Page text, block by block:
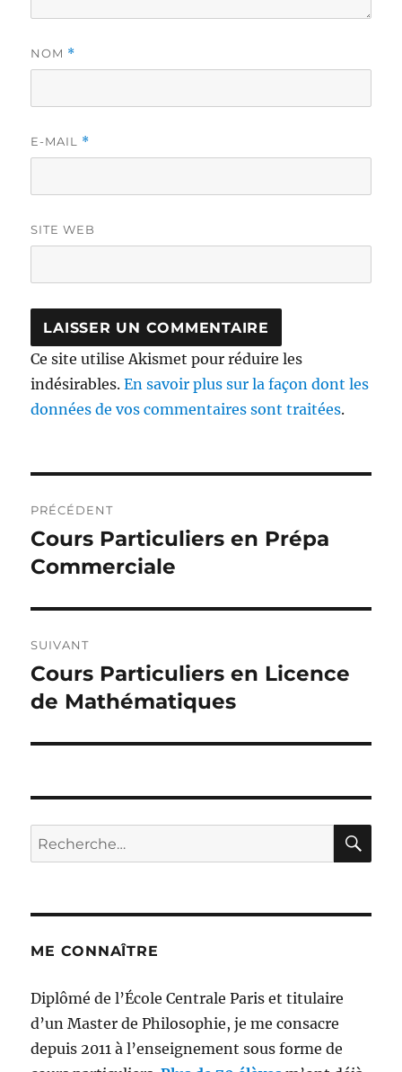
NOM *
E-MAIL *
SITE WEB
Ce site utilise Akismet pour réduire les
indésirables.En savoir plus sur la façon dont les
données de vos commentaires sont traitées.
de
l’article
PRÉCÉDENT
Publication
précédente :
Cours Particuliers en Prépa
Commerciale
SUIVANT
Publication
suivante :
Cours Particuliers en Licence
de Mathématiques
Recherche
pour :
ME CONNAÎTRE
Diplômé de l’École Centrale Paris et titulaire
d’un Master de Philosophie, je me consacre
depuis 2011 à l’enseignement sous forme de